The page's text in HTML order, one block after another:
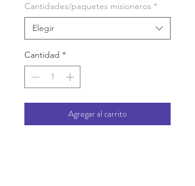
oferta
Cantidades/paquetes misioneros *
Elegir
Cantidad *
Agregar al carrito